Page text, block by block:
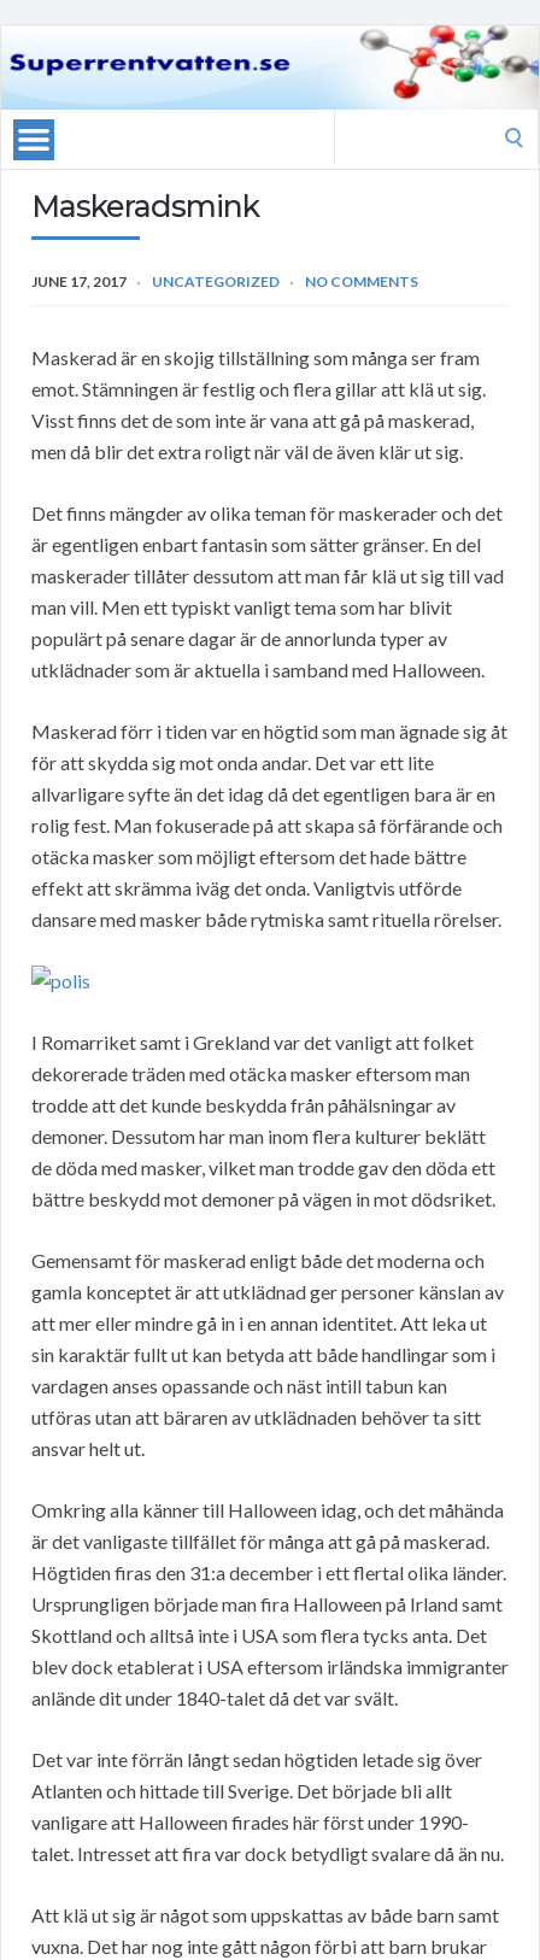
Maskeradsmink
JUNE 17, 2017 UNCATEGORIZED NO COMMENTS
Maskerad är en skojig tillställning som många ser fram
emot. Stämningen är festlig och flera gillar att klä ut sig.
Visst finns det de som inte är vana att gå på maskerad,
men då blir det extra roligt när väl de även klär ut sig.
Det finns mängder av olika teman för maskerader och det
är egentligen enbart fantasin som sätter gränser. En del
maskerader tillåter dessutom att man får klä ut sig till vad
man vill. Men ett typiskt vanligt tema som har blivit
populärt på senare dagar är de annorlunda typer av
utklädnader som är aktuella i samband med Halloween.
Maskerad förr i tiden var en högtid som man ägnade sig åt
för att skydda sig mot onda andar. Det var ett lite
allvarligare syfte än det idag då det egentligen bara är en
rolig fest. Man fokuserade på att skapa så förfärande och
otäcka masker som möjligt eftersom det hade bättre
effekt att skrämma iväg det onda. Vanligtvis utförde
dansare med masker både rytmiska samt rituella rörelser.
I Romarriket samt i Grekland var det vanligt att folket
dekorerade träden med otäcka masker eftersom man
trodde att det kunde beskydda från påhälsningar av
demoner. Dessutom har man inom flera kulturer beklätt
de döda med masker, vilket man trodde gav den döda ett
bättre beskydd mot demoner på vägen in mot dödsriket.
Gemensamt för maskerad enligt både det moderna och
gamla konceptet är att utklädnad ger personer känslan av
att mer eller mindre gå in i en annan identitet. Att leka ut
sin karaktär fullt ut kan betyda att både handlingar som i
vardagen anses opassande och näst intill tabun kan
utföras utan att bäraren av utklädnaden behöver ta sitt
ansvar helt ut.
Omkring alla känner till Halloween idag, och det måhända
är det vanligaste tillfället för många att gå på maskerad.
Högtiden firas den 31:a december i ett flertal olika länder.
Ursprungligen började man fira Halloween på Irland samt
Skottland och alltså inte i USA som flera tycks anta. Det
blev dock etablerat i USA eftersom irländska immigranter
anlände dit under 1840-talet då det var svält.
Det var inte förrän långt sedan högtiden letade sig över
Atlanten och hittade till Sverige. Det började bli allt
vanligare att Halloween firades här först under 1990-
talet. Intresset att fira var dock betydligt svalare då än nu.
Att klä ut sig är något som uppskattas av både barn samt
vuxna. Det har nog inte gått någon förbi att barn brukar